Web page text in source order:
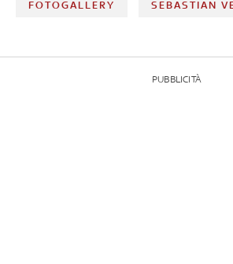
FOTOGALLERY SEBASTIAN
PUBBLICITÀ